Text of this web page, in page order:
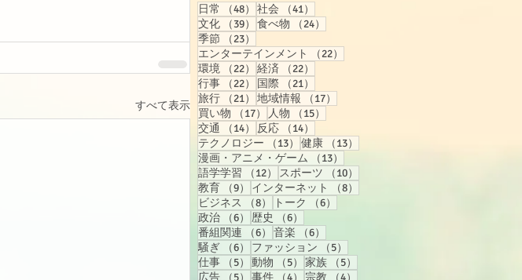
すべて表示
日常 （48） 48件の記事
社会 （41）
文化
（39） 39件の記事
食べ物 （24）
季節
（23）
エンターテインメント
（22）
環境
（22） 22件の記事
経済 （22）
行事
（22） 22件の記事
国際 （21）
旅行
（21） 21件の記事
地域情報 （17）
買い物
（17） 17件の記事
人物 （15）
交通
（14） 14件の記事
反応 （14）
テクノロジー
（13） 13件の記事
健康 （13）
漫画・アニメ・ゲーム
（13）
語学学習
（12） 12件の記事
スポーツ （10）
教育
（9） 9件の記事
インターネット （8）
ビジネス
（8） 8件の記事
トーク （6）
政治
（6） 6件の記事
歴史 （6）
番組関連
（6） 6件の記事
音楽 （6）
騒ぎ
（6） 6件の記事
ファッション （5）
仕事
（5） 5件の記事
動物 （5） 5件の記事
家族 （5）
広告
（5） 5件の記事
事件 （4） 4件の記事
宗教 （4）